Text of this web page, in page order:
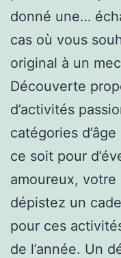
donné une…
cas où vous
original à un
Découverte
d’activités
catégories
ce soit pour
amoureux,
dépistez un
pour ces
de l’année. Un